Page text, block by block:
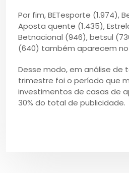
Por fim, BETesporte (1.974),
Aposta quente (1.435),
Betnacional (946), betsul
(640) também aparecem no
Desse modo, em análise de
trimestre foi o período que
investimentos de casas de
30% do total de publicidade.